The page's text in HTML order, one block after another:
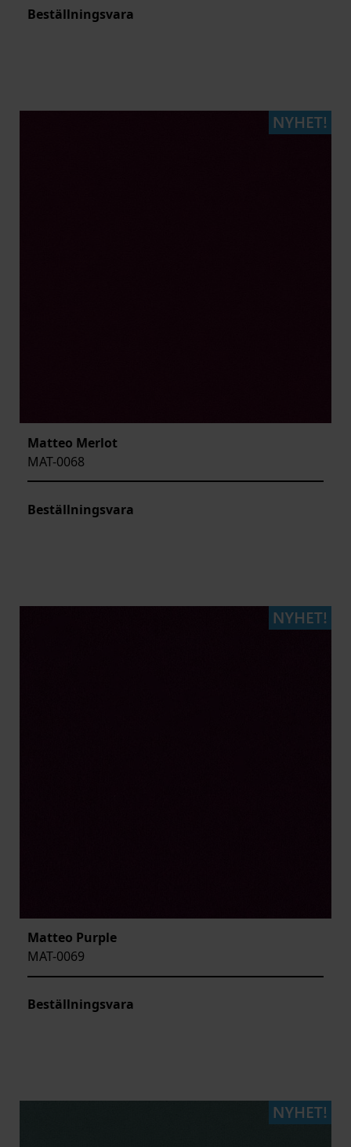
Beställningsvara
Matteo Merlot
MAT-0068
Beställningsvara
Matteo Purple
MAT-0069
Beställningsvara